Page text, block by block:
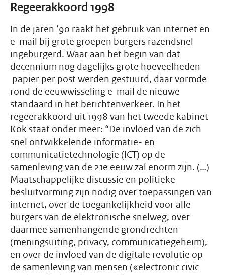
Regeerakkoord 1998
In de jaren ’90 raakt het gebruik van internet en
e-mail bij grote groepen burgers razendsnel
ingeburgerd. Waar aan het begin van dat
decennium nog dagelijks grote hoeveelheden
papier per post werden gestuurd, daar vormde
rond de eeuwwisseling e-mail de nieuwe
standaard in het berichtenverkeer. In het
regeerakkoord uit 1998 van het tweede kabinet
Kok staat onder meer: “De invloed van de zich
snel ontwikkelende informatie- en
communicatietechnologie (ICT) op de
samenleving van de 21e eeuw zal enorm zijn. (…)
Maatschappelijke discussie en politieke
besluitvorming zijn nodig over toepassingen van
internet, over de toegankelijkheid voor alle
burgers van de elektronische snelweg, over
daarmee samenhangende grondrechten
(meningsuiting, privacy, communicatiegeheim),
en over de invloed van de digitale revolutie op
de samenleving van mensen («electronic civic